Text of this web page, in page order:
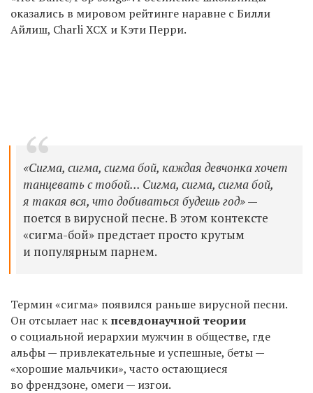
оказались в мировом рейтинге наравне с Билли
Айлиш, Charli XCX и Кэти Перри.
«Сигма, сигма, сигма бой, каждая девчонка хочет
танцевать с тобой... Сигма, сигма, сигма бой,
я такая вся, что добиваться будешь год»—
поется в вирусной песне. В этом контексте
«сигма-бой» предстает просто крутым
и популярным парнем.
Термин «сигма» появился раньше вирусной песни.
Он отсылает нас к псевдонаучной теории
о социальной иерархии мужчин в обществе, где
альфы — привлекательные и успешные, беты —
«хорошие мальчики», часто остающиеся
во френдзоне, омеги — изгои.